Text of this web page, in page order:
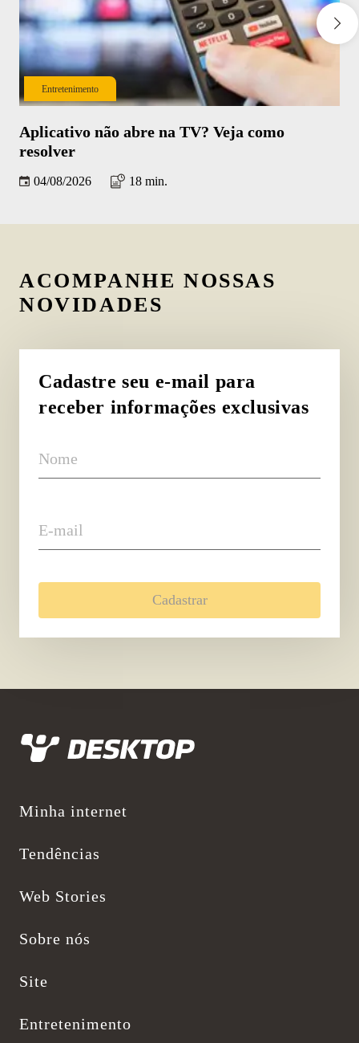
Entretenimento
Aplicativo não abre na TV? Veja como
resolver
04/08/2026 18 min.
ACOMPANHE NOSSAS
NOVIDADES
Cadastre seu e-mail para
receber informações exclusivas
Nome
E-mail
Cadastrar
Minha internet
Tendências
Web Stories
Sobre nós
Site
Entretenimento